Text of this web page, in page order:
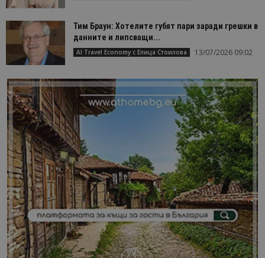
Тим Браун: Хотелите губят пари заради грешки в
данните и липсващи...
AI Travel Economy с Елица Стоилова 13/07/2026 09:02